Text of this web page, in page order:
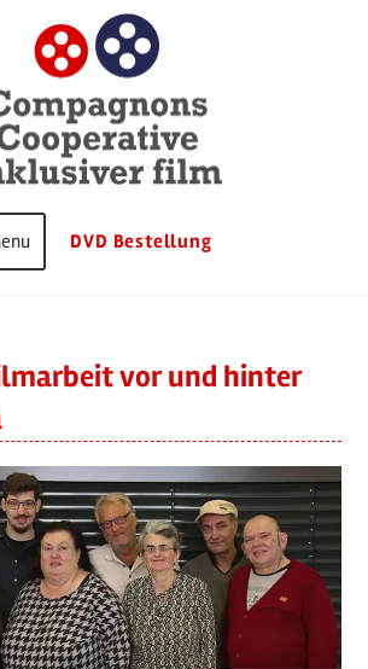
DVD Bestellung
vor und hinter